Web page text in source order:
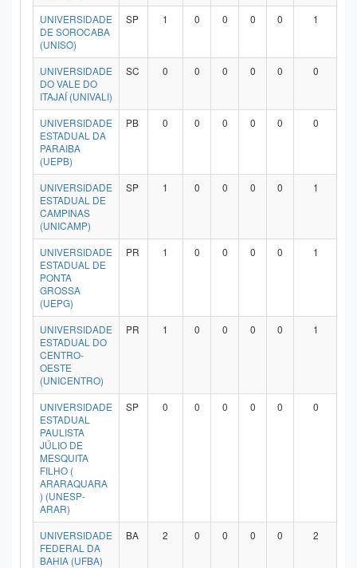
UNIVERSIDADE
DE SOROCABA
(UNISO)
SP 1 0 0 0 0 1
UNIVERSIDADE
DO VALE DO
ITAJAÍ (UNIVALI)
SC 0 0 0 0 0 0
UNIVERSIDADE
ESTADUAL DA
PARAIBA
(UEPB)
PB 0 0 0 0 0 0
UNIVERSIDADE
ESTADUAL DE
CAMPINAS
(UNICAMP)
SP 1 0 0 0 0 1
UNIVERSIDADE
ESTADUAL DE
PONTA
GROSSA
(UEPG)
PR 1 0 0 0 0 1
UNIVERSIDADE
ESTADUAL DO
CENTRO-
OESTE
(UNICENTRO)
PR 1 0 0 0 0 1
UNIVERSIDADE
ESTADUAL
PAULISTA
JÚLIO DE
MESQUITA
FILHO (
ARARAQUARA
) (UNESP-
ARAR)
SP 0 0 0 0 0 0
UNIVERSIDADE
FEDERAL DA
BAHIA (UFBA)
BA 2 0 0 0 0 2